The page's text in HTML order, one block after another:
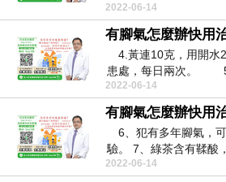
水，...
2022-06-14
有腳氣怎麼辦快用
4.黃連10克，用開水
患處，每日兩次。
後...
2022-06-14
有腳氣怎麼辦快用
6、犯有多年腳氣，
驗。 7、綠茶含有鞣酸
療香港腳...
2022-06-14